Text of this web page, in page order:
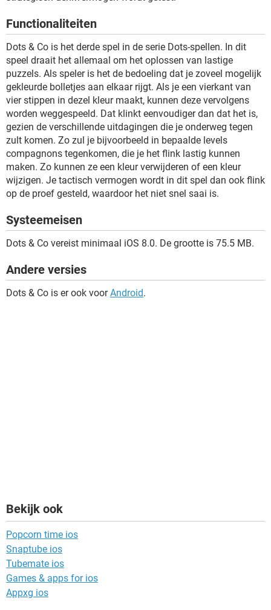
TIKTOK
Functionaliteiten
Dots & Co is het derde spel in de serie Dots-spellen. In dit
speel draait het allemaal om het oplossen van lastige
puzzels. Als speler is het de bedoeling dat je zoveel mogelijk
gekleurde bolletjes aan elkaar rijgt. Als je een vierkant van
vier stippen in dezel kleur maakt, kunnen deze vervolgens
worden weggespeeld. Dat klinkt eenvoudiger dan dat het is,
gezien de verschillende uitdagingen die je onderweg tegen
zult komen. Zo zul je bijvoorbeeld in bepaalde levels
compagnons tegenkomen, die je het flink lastig kunnen
maken. Zo kunnen ze een kleur verwijderen of een kleur
wijzigen. Je tactisch vermogen wordt in dit spel dan ook flink
op de proef gesteld, waardoor het niet snel saai is.
Systeemeisen
Dots & Co vereist minimaal iOS 8.0. De grootte is 75.5 MB.
Andere versies
Dots & Co is er ook voorAndroid.
Bekijk ook
Popcorn time ios
Snaptube ios
Tubemate ios
Games & apps for ios
Appxg ios